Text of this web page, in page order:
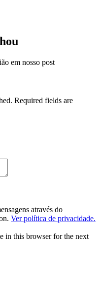
em nosso post
Required fields are
através do
Ver política de privacidade.
in this browser for the next